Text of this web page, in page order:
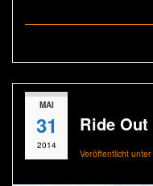
MAI
31
2014
Ride Out
Veröffentlicht unter